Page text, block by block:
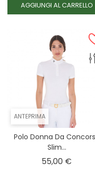
AGGIUNGI AL CARRELLO
ANTEPRIMA
Polo Donna Da
Slim...
55,00 €